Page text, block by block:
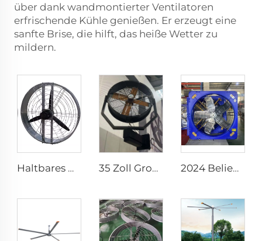
über dank wandmontierter Ventilatoren
erfrischende Kühle genießen. Er erzeugt eine
sanfte Brise, die hilft, das heiße Wetter zu
mildern.
Haltbares Material, großes Volumen, Fabrikpreis, hohe Qualität, 950mm runder wandmontierter Lüftungsventilator für Kuhställe 35 Zoll Großhändler Neuer Sommer Wasserdunst-Lüfter für Fabriken, Werkstätten, Schwenk-Sprühlüfter, Dunst-Kühlungs-Lüfter 2024 Beliebt 1140 1380mm Großluftleistung Abluftventilator Kühe Scheunen Lüftung Kühlung Ventilator